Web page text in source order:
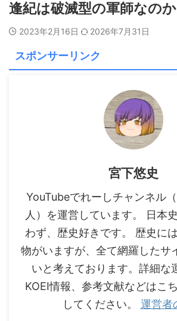
逢紀は破滅型の軍師なのか
2023年2月16日 2026年7月31日
スポンサーリンク
宮下悠史
YouTubeでれーしチャンネル
人）を運営しています。 日本
わず、歴史好きです。 歴史に
物がいますが、全て網羅したサ
いと考えております。詳細な
KOEI情報、参考文献などはこ
してください。 運営者